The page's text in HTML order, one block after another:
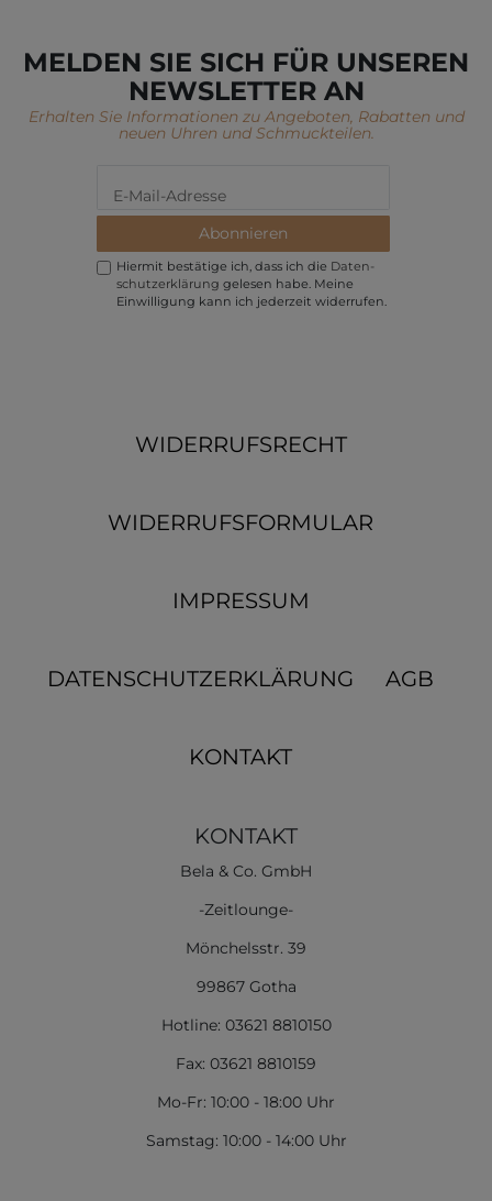
MELDEN SIE SICH FÜR UNSEREN
NEWSLETTER AN
Erhalten Sie Informationen zu Angeboten, Rabatten und
neuen Uhren und Schmuckteilen.
Abonnieren
Hiermit bestätige ich, dass ich die Daten­
schutz­erklärung gelesen habe. Meine
Einwilligung kann ich jederzeit widerrufen.
WIDERRUFSRECHT
WIDERRUFSFORMULAR
IMPRESSUM
DATENSCHUTZERKLÄRUNG AGB
KONTAKT
KONTAKT
Bela & Co. GmbH
-Zeitlounge-
Mönchelsstr. 39
99867 Gotha
Hotline: 03621 8810150
Fax: 03621 8810159
Mo-Fr: 10:00 - 18:00 Uhr
Samstag: 10:00 - 14:00 Uhr